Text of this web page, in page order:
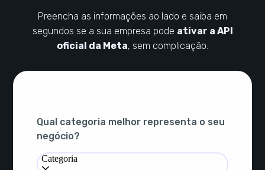
Qual categoria melhor representa o seu
negócio?
Categoria
Preencha as informações ao lado e saiba em
segundos se a sua empresa pode ativar a API
oficial da Meta, sem complicação.